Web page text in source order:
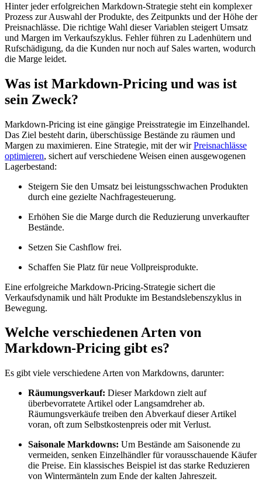
Hinter jeder erfolgreichen Markdown-Strategie steht ein komplexer
Prozess zur Auswahl der Produkte, des Zeitpunkts und der Höhe der
Preisnachlässe. Die richtige Wahl dieser Variablen steigert Umsatz
und Margen im Verkaufszyklus. Fehler führen zu Ladenhütern und
Rufschädigung, da die Kunden nur noch auf Sales warten, wodurch
die Marge leidet.
Was ist Markdown-Pricing und was ist
sein Zweck?
Markdown-Pricing ist eine gängige Preisstrategie im Einzelhandel.
Das Ziel besteht darin, überschüssige Bestände zu räumen und
Margen zu maximieren. Eine Strategie, mit der wirPreisnachlässe
optimieren, sichert auf verschiedene Weisen einen ausgewogenen
Lagerbestand:
Steigern Sie den Umsatz bei leistungsschwachen Produkten
durch eine gezielte Nachfragesteuerung.
Erhöhen Sie die Marge durch die Reduzierung unverkaufter
Bestände.
Setzen Sie Cashflow frei.
Schaffen Sie Platz für neue Vollpreisprodukte.
Eine erfolgreiche Markdown-Pricing-Strategie sichert die
Verkaufsdynamik und hält Produkte im Bestandslebenszyklus in
Bewegung.
Welche verschiedenen Arten von
Markdown-Pricing gibt es?
Es gibt viele verschiedene Arten von Markdowns, darunter:
Räumungsverkauf: Dieser Markdown zielt auf
überbevorratete Artikel oder Langsamdreher ab.
Räumungsverkäufe treiben den Abverkauf dieser Artikel
voran, oft zum Selbstkostenpreis oder mit Verlust.
Saisonale Markdowns: Um Bestände am Saisonende zu
vermeiden, senken Einzelhändler für vorausschauende Käufer
die Preise. Ein klassisches Beispiel ist das starke Reduzieren
von Wintermänteln zum Ende der kalten Jahreszeit.